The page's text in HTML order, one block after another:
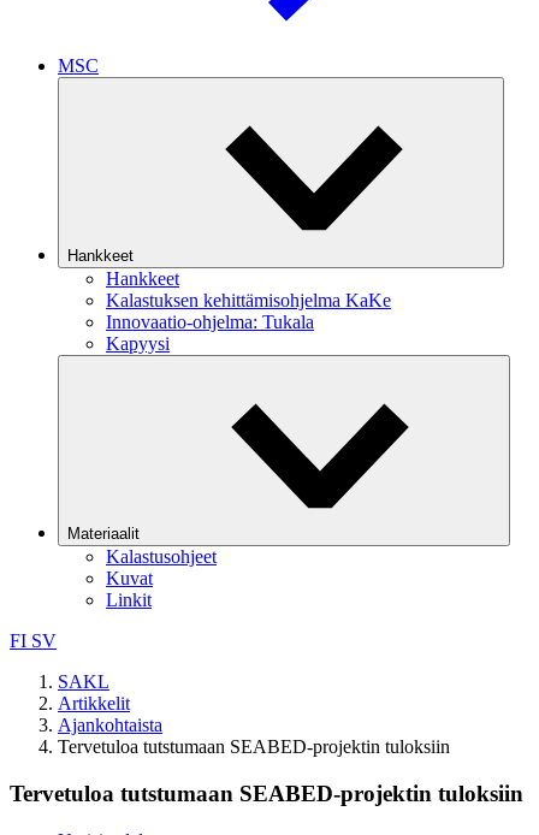
MSC
Hankkeet
Hankkeet
Kalastuksen kehittämisohjelma KaKe
Innovaatio-ohjelma: Tukala
Kapyysi
Materiaalit
Kalastusohjeet
Kuvat
Linkit
FI SV
SAKL
Artikkelit
Ajankohtaista
Tervetuloa tutstumaan SEABED-projektin tuloksiin
Tervetuloa tutstumaan SEABED-projektin tuloksiin